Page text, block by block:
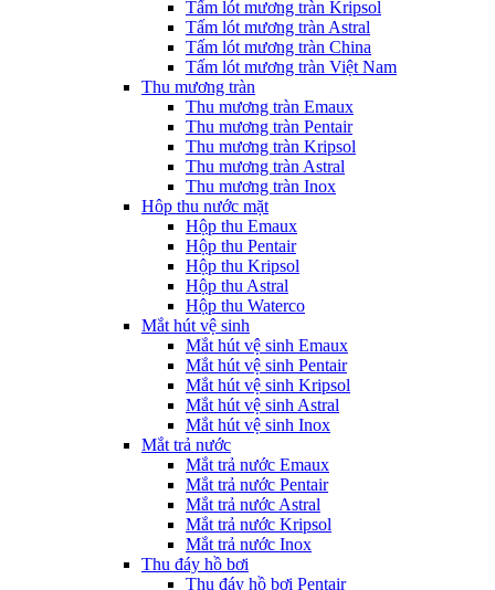
Tấm lót mương tràn Kripsol
Tấm lót mương tràn Astral
Tấm lót mương tràn China
Tấm lót mương tràn Việt Nam
Thu mương tràn
Thu mương tràn Emaux
Thu mương tràn Pentair
Thu mương tràn Kripsol
Thu mương tràn Astral
Thu mương tràn Inox
Hôp thu nước mặt
Hộp thu Emaux
Hộp thu Pentair
Hộp thu Kripsol
Hộp thu Astral
Hộp thu Waterco
Mắt hút vệ sinh
Mắt hút vệ sinh Emaux
Mắt hút vệ sinh Pentair
Mắt hút vệ sinh Kripsol
Mắt hút vệ sinh Astral
Mắt hút vệ sinh Inox
Mắt trả nước
Mắt trả nước Emaux
Mắt trả nước Pentair
Mắt trả nước Astral
Mắt trả nước Kripsol
Mắt trả nước Inox
Thu đáy hồ bơi
Thu đáy hồ bơi Pentair